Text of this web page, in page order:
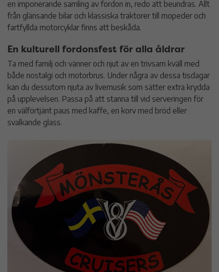
en imponerande samling av fordon in, redo att beundras. Allt
från glänsande bilar och klassiska traktorer till mopeder och
fartfyllda motorcyklar finns att beskåda.
En kulturell fordonsfest för alla åldrar
Ta med familj och vänner och njut av en trivsam kväll med
både nostalgi och motorbrus. Under några av dessa tisdagar
kan du dessutom njuta av livemusik som sätter extra krydda
på upplevelsen. Passa på att stanna till vid serveringen för
en välförtjänt paus med kaffe, en korv med bröd eller
svalkande glass.